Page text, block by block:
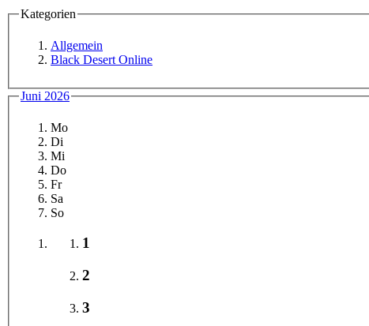
Kategorien
Allgemein
Black Desert Online
Juni 2026
Mo
Di
Mi
Do
Fr
Sa
So
1
2
3